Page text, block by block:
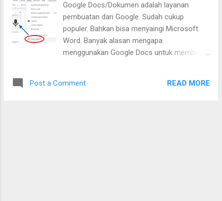
media sosial yang populer di Indonesia.
Media sosial ini berbagi video dan foto.
Banyak informasi menarik yang bisa kita
dapatkan di sini. sayangnya saking
banyaknya informasi yang menarik membuat
scrolling, muncul berbagai info menarik baru
Google Docs/Dokumen adalah layanan
pembuatan dari Google. Sudah cukup
populer. Bahkan bisa menyaingi Microsoft
Word. Banyak alasan mengapa
menggunakan Google Docs untuk membuat
Post a Comment READ MORE